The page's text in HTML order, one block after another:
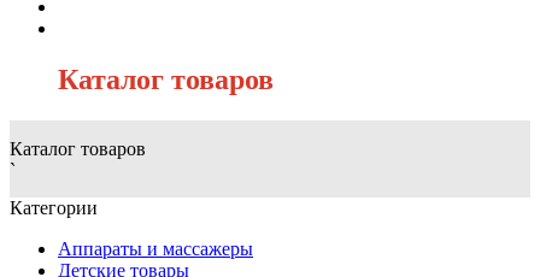
Каталог товаров
Каталог товаров
`
Категории
Аппараты и массажеры
Детские товары